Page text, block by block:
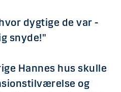
dygtige de var -
snyde!"
Hannes hus skulle
og